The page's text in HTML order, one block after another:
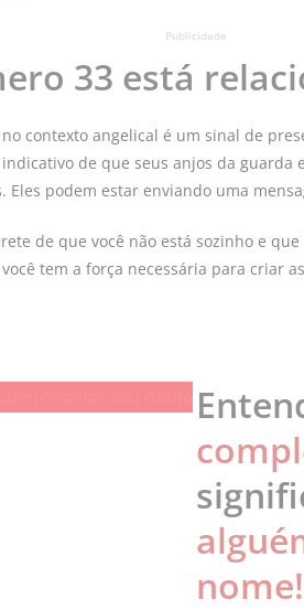
Publicidade
33 está
no contexto angelical é um sinal de
de que seus anjos da guarda
Eles podem estar enviando uma
de que você não está sozinho e
tem a força necessária para criar
nome!